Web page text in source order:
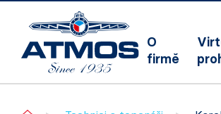
O
firmě